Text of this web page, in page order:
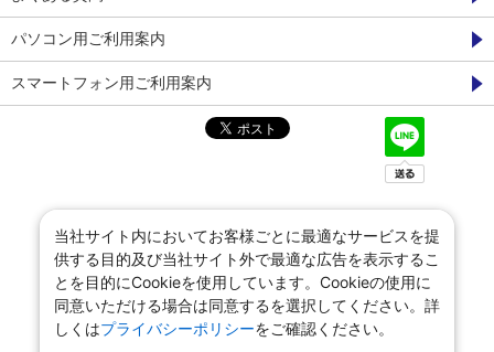
パソコン用ご利用案内
スマートフォン用ご利用案内
当社サイト内においてお客様ごとに最適なサービスを提
供する目的及び当社サイト外で最適な広告を表示するこ
とを目的にCookieを使用しています。Cookieの使用に
同意いただける場合は同意するを選択してください。詳
しくはプライバシーポリシーをご確認ください。